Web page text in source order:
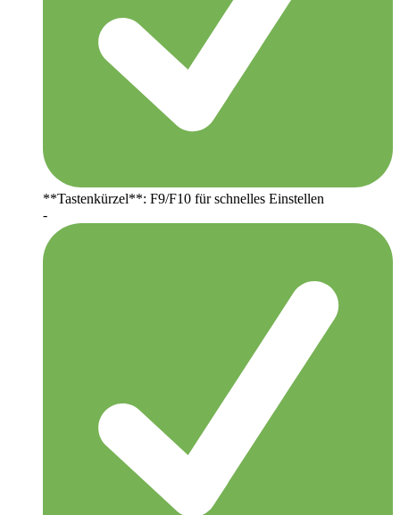
**Tastenkürzel**: F9/F10 für schnelles Einstellen
-